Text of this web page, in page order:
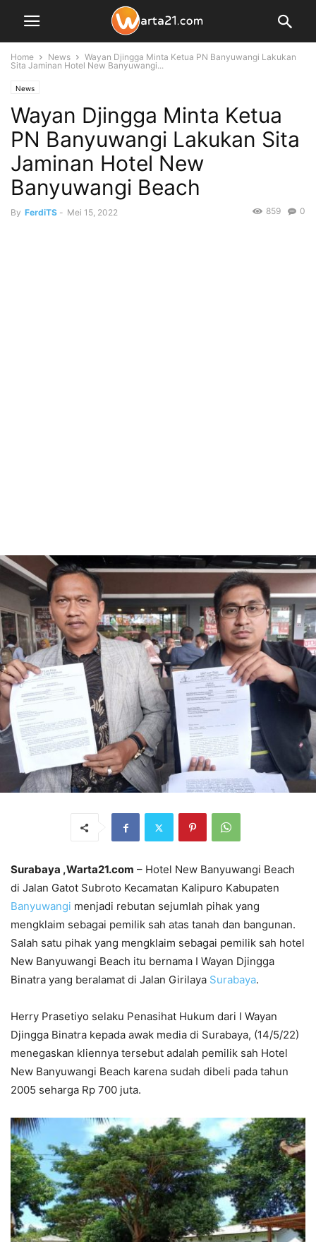
Home News
Wayan Djingga Minta Ketua PN Banyuwangi Lakukan
Sita Jaminan Hotel New Banyuwangi...
News
Wayan Djingga Minta Ketua
PN Banyuwangi Lakukan Sita
Jaminan Hotel New
Banyuwangi Beach
By FerdiTS - Mei 15, 2022 0
859
Surabaya ,Warta21.com – Hotel New Banyuwangi Beach
di Jalan Gatot Subroto Kecamatan Kalipuro Kabupaten
Banyuwangi menjadi rebutan sejumlah pihak yang
mengklaim sebagai pemilik sah atas tanah dan bangunan.
Salah satu pihak yang mengklaim sebagai pemilik sah hotel
New Banyuwangi Beach itu bernama I Wayan Djingga
Binatra yang beralamat di Jalan Girilaya Surabaya.
Herry Prasetiyo selaku Penasihat Hukum dari I Wayan
Djingga Binatra kepada awak media di Surabaya, (14/5/22)
menegaskan kliennya tersebut adalah pemilik sah Hotel
New Banyuwangi Beach karena sudah dibeli pada tahun
2005 seharga Rp 700 juta.